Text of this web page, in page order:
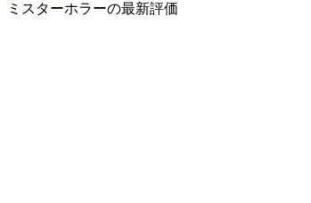
ミスターホラーの最新評価